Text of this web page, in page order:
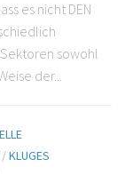
es nicht DEN
sowohl
der...
/KLUGES